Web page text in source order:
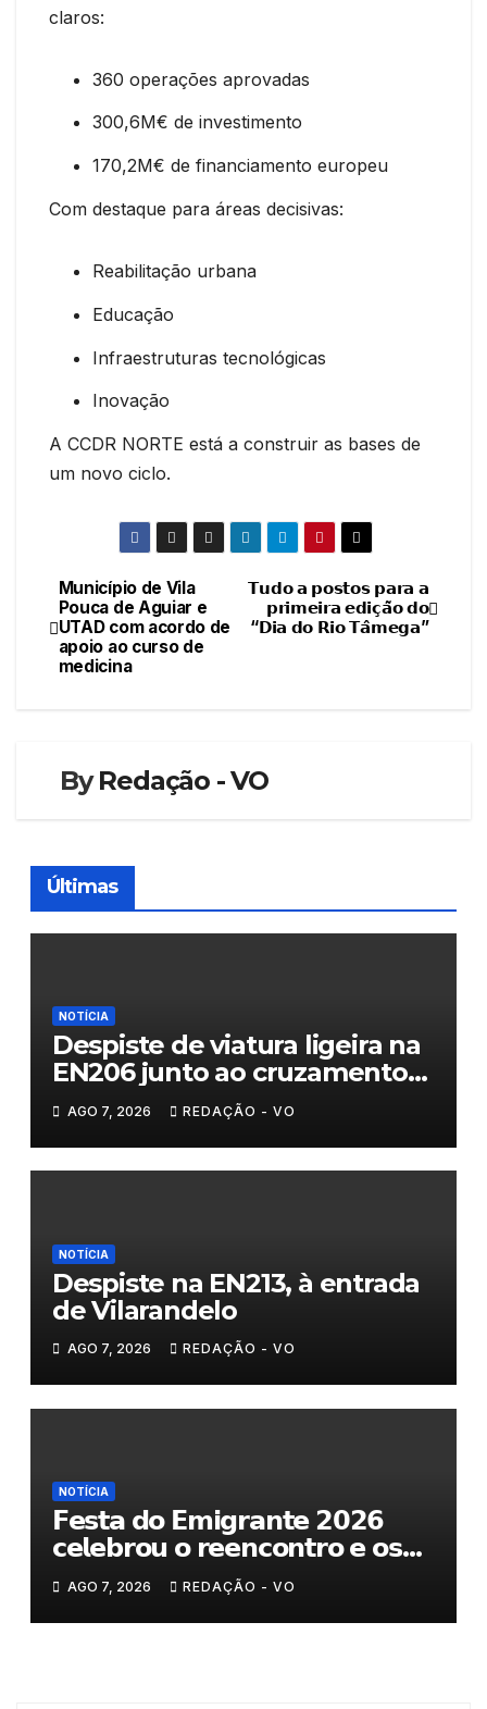
claros:
360 operações aprovadas
300,6M€ de investimento
170,2M€ de financiamento europeu
Com destaque para áreas decisivas:
Reabilitação urbana
Educação
Infraestruturas tecnológicas
Inovação
A CCDR NORTE está a construir as bases de
um novo ciclo.
Navegação
de
𝗧𝘂𝗱𝗼 𝗮 𝗽𝗼𝘀𝘁𝗼𝘀 𝗽𝗮𝗿𝗮 𝗮
𝗽𝗿𝗶𝗺𝗲𝗶𝗿𝗮 𝗲𝗱𝗶𝗰̧𝗮̃𝗼 𝗱𝗼
“𝗗𝗶𝗮 𝗱𝗼 𝗥𝗶𝗼 𝗧𝗮̂𝗺𝗲𝗴𝗮”
Município de Vila
Pouca de Aguiar e
UTAD com acordo de
apoio ao curso de
medicina
ByRedação - VO
Últimas
NOTÍCIA
Despiste de viatura ligeira na
EN206 junto ao cruzamento
Fornos do Pinhal
AGO 7, 2026 REDAÇÃO - VO
NOTÍCIA
Despiste na EN213, à entrada
de Vilarandelo
AGO 7, 2026 REDAÇÃO - VO
NOTÍCIA
𝗙𝗲𝘀𝘁𝗮 𝗱𝗼 𝗘𝗺𝗶𝗴𝗿𝗮𝗻𝘁𝗲 𝟮𝟬𝟮𝟲
𝗰𝗲𝗹𝗲𝗯𝗿𝗼𝘂 𝗼 𝗿𝗲𝗲𝗻𝗰𝗼𝗻𝘁𝗿𝗼 𝗲 𝗼𝘀
𝗹𝗮𝗰̧𝗼𝘀 𝗾𝘂𝗲 𝘂𝗻𝗲𝗺 𝗠𝘂𝗿𝗰̧𝗮
AGO 7, 2026 REDAÇÃO - VO